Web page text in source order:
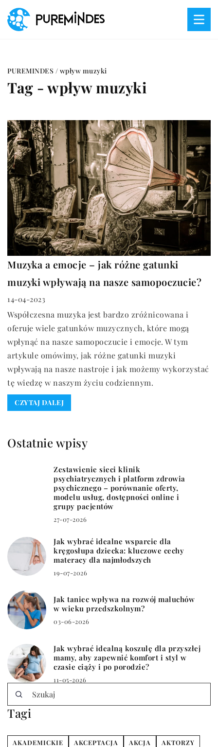
PUREMINDES / wpływ muzyki
Tag - wpływ muzyki
Muzyka a emocje – jak różne gatunki
muzyki wpływają na nasze samopoczucie?
14-04-2023
Współczesna muzyka jest bardzo zróżnicowana i
oferuje wiele gatunków muzycznych, które mogą
wpłynąć na nasze samopoczucie i emocje. W tym
artykule omówimy, jak różne gatunki muzyki
wpływają na nasze nastroje i jak możemy wykorzystać
tę wiedzę w naszym życiu codziennym.
CZYTAJ DALEJ
Ostatnie wpisy
Zestawienie sieci klinik
psychiatrycznych i platform zdrowia
psychicznego – porównanie oferty,
modelu usług, dostępności online i
grupy pacjentów
27-07-2026
Jak wybrać idealne wsparcie dla
kręgosłupa dziecka: kluczowe cechy
materacy dla najmłodszych
19-07-2026
Jak taniec wpływa na rozwój maluchów
w wieku przedszkolnym?
03-06-2026
Jak wybrać idealną koszulę dla przyszłej
mamy, aby zapewnić komfort i styl w
czasie ciąży i po porodzie?
11-05-2026
Tagi
AKADEMICKIE AKCEPTACJA AKCJA
AKTORZY